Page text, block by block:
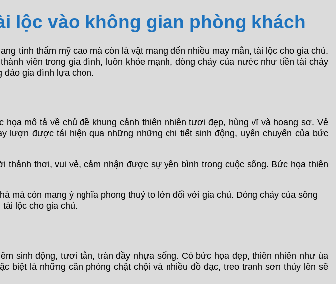
lộc vào không gian phòng khách
tính thẩm mỹ cao mà còn là vật mang đến nhiều may mắn, tài lộc cho gia chủ.
viên trong gia đình, luôn khỏe mạnh, dòng chảy của nước như tiền tài chảy
đảo gia đình lựa chọn.
mô tả về chủ đề khung cảnh thiên nhiên tươi đẹp, hùng vĩ và hoang sơ. Vẻ
lượn được tái hiện qua những những chi tiết sinh động, uyển chuyển của bức
thơi, vui vẻ, cảm nhận được sự yên bình trong cuộc sống. Bức họa thiên
mà còn mang ý nghĩa phong thuỷ to lớn đối với gia chủ. Dòng chảy của sông
lộc cho gia chủ.
sinh động, tươi tắn, tràn đầy nhựa sống. Có bức họa đẹp, thiên nhiên như ùa
biệt là những căn phòng chật chội và nhiều đồ đạc, treo tranh sơn thủy lên sẽ